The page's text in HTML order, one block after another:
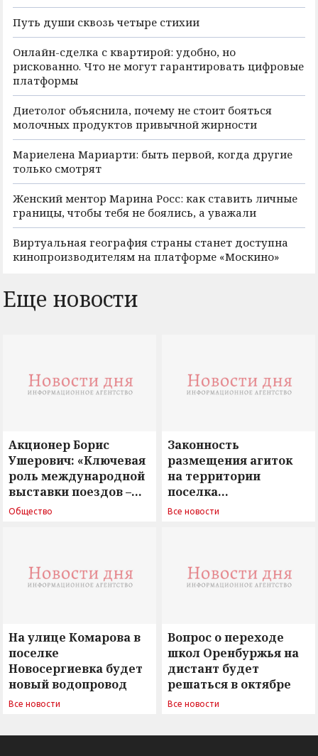
Путь души сквозь четыре стихии
Онлайн-сделка с квартирой: удобно, но
рискованно. Что не могут гарантировать цифровые
платформы
Диетолог объяснила, почему не стоит бояться
молочных продуктов привычной жирности
Мариелена Мариарти: быть первой, когда другие
только смотрят
Женский ментор Марина Росс: как ставить личные
границы, чтобы тебя не боялись, а уважали
Виртуальная география страны станет доступна
кинопроизводителям на платформе «Москино»
Еще новости
Акционер Борис
Ушерович: «Ключевая
роль международной
выставки поездов –
поиск ответов на
Общество
Законность
размещения агиток
на территории
поселка
Новосергиевка
Все новости
На улице Комарова в
поселке
Новосергиевка будет
новый водопровод
Все новости
Вопрос о переходе
школ Оренбуржья на
дистант будет
решаться в октябре
Все новости